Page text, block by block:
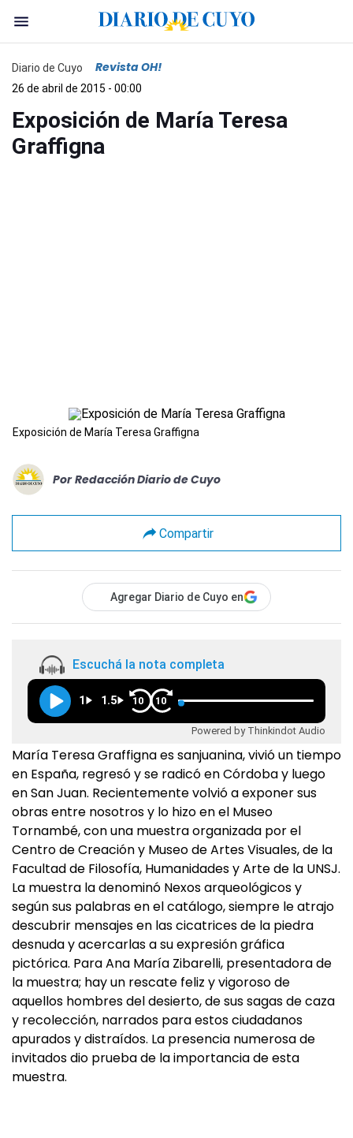
Diario de Cuyo Revista OH!
26 de abril de 2015 - 00:00
Exposición de María Teresa
Graffigna
Exposición de María Teresa Graffigna
Por Redacción Diario de Cuyo
Compartir
Agregar Diario de Cuyo en
Escuchá la nota completa
1 1.5 10 10
Powered by Thinkindot Audio
María Teresa Graffigna es sanjuanina, vivió un tiempo
en España, regresó y se radicó en Córdoba y luego
en San Juan. Recientemente volvió a exponer sus
obras entre nosotros y lo hizo en el Museo
Tornambé, con una muestra organizada por el
Centro de Creación y Museo de Artes Visuales, de la
Facultad de Filosofía, Humanidades y Arte de la UNSJ.
La muestra la denominó Nexos arqueológicos y
según sus palabras en el catálogo, siempre le atrajo
descubrir mensajes en las cicatrices de la piedra
desnuda y acercarlas a su expresión gráfica
pictórica. Para Ana María Zibarelli, presentadora de
la muestra; hay un rescate feliz y vigoroso de
aquellos hombres del desierto, de sus sagas de caza
y recolección, narrados para estos ciudadanos
apurados y distraídos. La presencia numerosa de
invitados dio prueba de la importancia de esta
muestra.